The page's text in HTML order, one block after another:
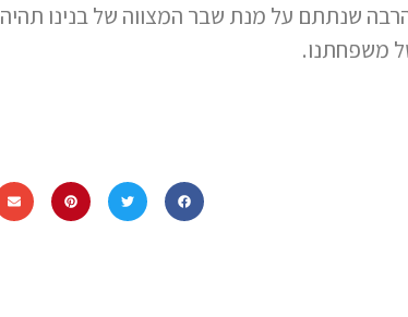
שנתתם על מנת שבר המצווה של בנינו תהיה
משפחתנו.